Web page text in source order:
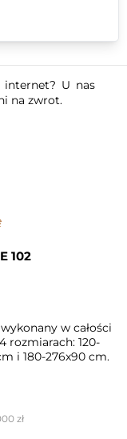
internet? U nas
na zwrot.
102
w całości
rozmiarach: 120-
i 180-276x90 cm.
zł